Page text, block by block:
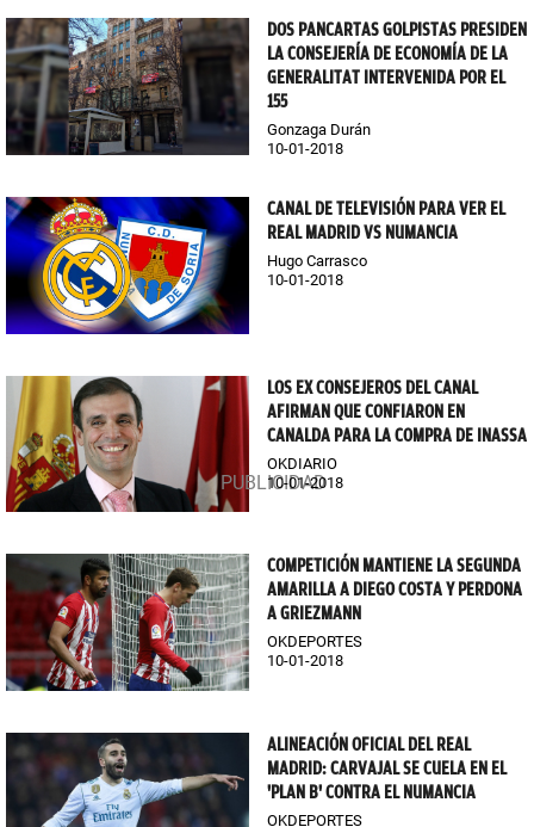
DOS PANCARTAS GOLPISTAS PRESIDEN
LA CONSEJERÍA DE ECONOMÍA DE LA
GENERALITAT INTERVENIDA POR EL
155
Gonzaga Durán
10-01-2018
CANAL DE TELEVISIÓN PARA VER EL
REAL MADRID VS NUMANCIA
Hugo Carrasco
10-01-2018
LOS EX CONSEJEROS DEL CANAL
AFIRMAN QUE CONFIARON EN
CANALDA PARA LA COMPRA DE INASSA
OKDIARIO
10-01-2018
COMPETICIÓN MANTIENE LA SEGUNDA
AMARILLA A DIEGO COSTA Y PERDONA
A GRIEZMANN
OKDEPORTES
10-01-2018
ALINEACIÓN OFICIAL DEL REAL
MADRID: CARVAJAL SE CUELA EN EL
'PLAN B' CONTRA EL NUMANCIA
OKDEPORTES